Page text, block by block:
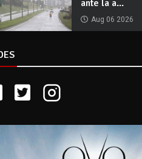
ante la a...
Aug 06 2026